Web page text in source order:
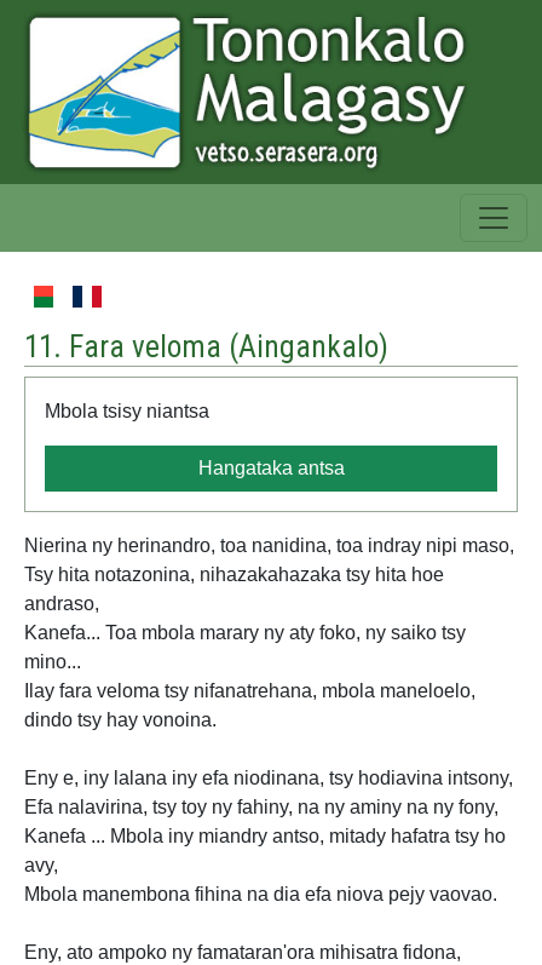
11. Fara veloma (Aingankalo)
Mbola tsisy niantsa
Hangataka antsa
Nierina ny herinandro, toa nanidina, toa indray nipi maso,
Tsy hita notazonina, nihazakahazaka tsy hita hoe
andraso,
Kanefa... Toa mbola marary ny aty foko, ny saiko tsy
mino...
Ilay fara veloma tsy nifanatrehana, mbola maneloelo,
dindo tsy hay vonoina.
Eny e, iny lalana iny efa niodinana, tsy hodiavina intsony,
Efa nalavirina, tsy toy ny fahiny, na ny aminy na ny fony,
Kanefa ... Mbola iny miandry antso, mitady hafatra tsy ho
avy,
Mbola manembona fihina na dia efa niova pejy vaovao.
Eny, ato ampoko ny famataran'ora mihisatra fidona,